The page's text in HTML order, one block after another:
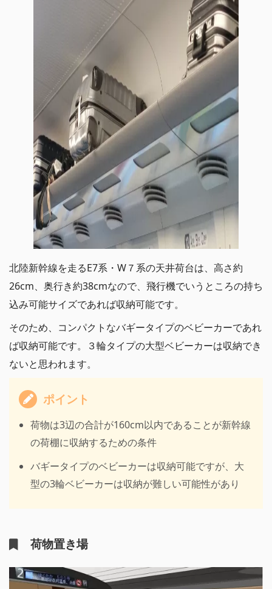
北陸新幹線を走るE7系・W７系の天井荷台は、高さ約
26cm、奥行き約38cmなので、飛行機でいうところの持ち
込み可能サイズであれば収納可能です。
そのため、コンパクトなバギータイプのベビーカーであれ
ば収納可能です。３輪タイプの大型ベビーカーは収納でき
ないと思われます。
ポイント
荷物は3辺の合計が160cm以内であることが新幹線
の荷棚に収納するための条件
バギータイプのベビーカーは収納可能ですが、大
型の3輪ベビーカーは収納が難しい可能性があり
荷物置き場